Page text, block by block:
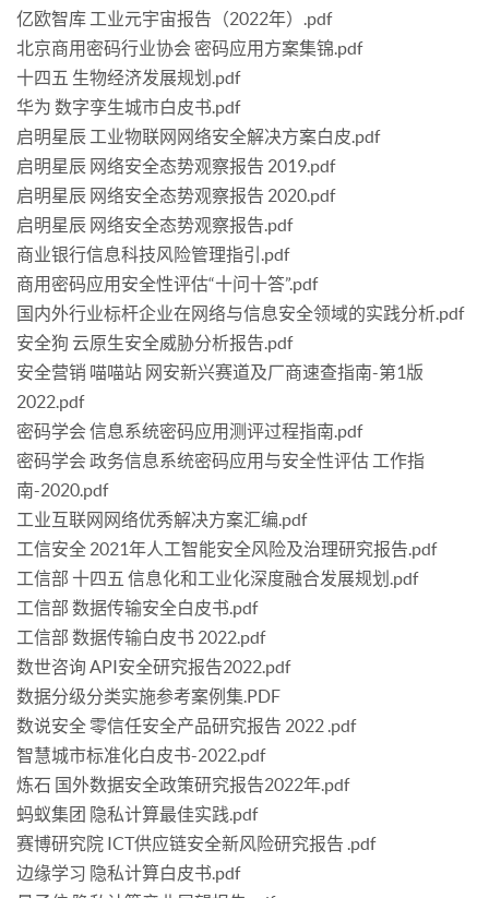
亿欧智库 工业元宇宙报告（2022年）.pdf
北京商用密码行业协会 密码应用方案集锦.pdf
十四五 生物经济发展规划.pdf
华为 数字孪生城市白皮书.pdf
启明星辰 工业物联网网络安全解决方案白皮.pdf
启明星辰 网络安全态势观察报告 2019.pdf
启明星辰 网络安全态势观察报告 2020.pdf
启明星辰 网络安全态势观察报告.pdf
商业银行信息科技风险管理指引.pdf
商用密码应用安全性评估“十问十答”.pdf
国内外行业标杆企业在网络与信息安全领域的实践分析.pdf
安全狗 云原生安全威胁分析报告.pdf
安全营销 喵喵站 网安新兴赛道及厂商速查指南-第1版
2022.pdf
密码学会 信息系统密码应用测评过程指南.pdf
密码学会 政务信息系统密码应用与安全性评估 工作指
南-2020.pdf
工业互联网网络优秀解决方案汇编.pdf
工信安全 2021年人工智能安全风险及治理研究报告.pdf
工信部 十四五 信息化和工业化深度融合发展规划.pdf
工信部 数据传输安全白皮书.pdf
工信部 数据传输白皮书 2022.pdf
数世咨询 API安全研究报告2022.pdf
数据分级分类实施参考案例集.PDF
数说安全 零信任安全产品研究报告 2022 .pdf
智慧城市标准化白皮书-2022.pdf
炼石 国外数据安全政策研究报告2022年.pdf
蚂蚁集团 隐私计算最佳实践.pdf
赛博研究院 ICT供应链安全新风险研究报告 .pdf
边缘学习 隐私计算白皮书.pdf